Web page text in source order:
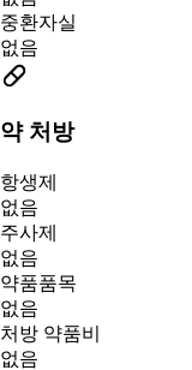
중환자실
없음
약 처방
항생제
없음
주사제
없음
약품품목
없음
처방 약품비
없음